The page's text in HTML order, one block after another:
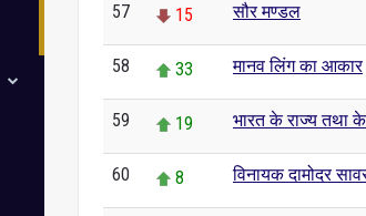
57 15 सौर मण्डल
58 33 मानव लिंग का आकार
59 19 भारत के राज्य तथा
60 8 विनायक दामोदर